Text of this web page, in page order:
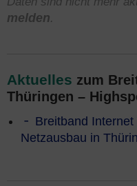
melden.
Aktuelles zum
Thüringen –
Breitband
Netzausbau in